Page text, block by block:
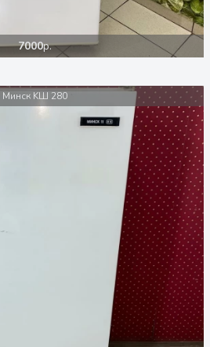
7000р.
Минск KШ 280